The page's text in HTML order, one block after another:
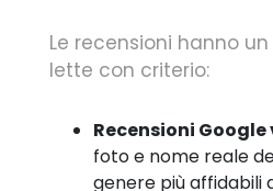
Le recensioni hanno
lette con criterio:
Recensioni
foto e nome reale
genere più affidabili